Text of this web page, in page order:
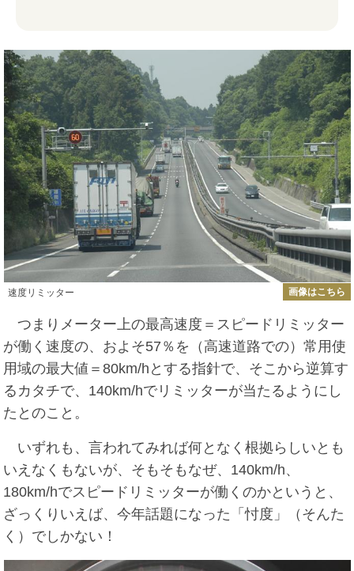
速度リミッター 画像はこちら
つまりメーター上の最高速度＝スピードリミッター
が働く速度の、およそ57％を（高速道路での）常用使
用域の最大値＝80km/hとする指針で、そこから逆算す
るカタチで、140km/hでリミッターが当たるようにし
たとのこと。
いずれも、言われてみれば何となく根拠らしいとも
いえなくもないが、そもそもなぜ、140km/h、
180km/hでスピードリミッターが働くのかというと、
ざっくりいえば、今年話題になった「忖度」（そんた
く）でしかない！